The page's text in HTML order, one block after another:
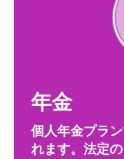
年金
個人年金プラ
れます。法定